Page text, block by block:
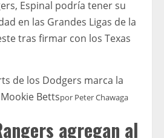
Espinal podría tener su
en las Grandes Ligas de la
tras firmar con los Texas
de los Dodgers marca la
Bettspor Peter Chawaga
agregan al